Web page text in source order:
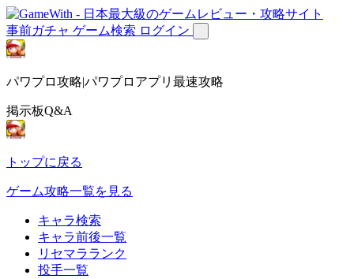
事前ガチャ ゲーム検索 ログイン
パワプロ攻略|パワプロアプリ最速攻略
掲示板Q&A
トップに戻る
ゲーム攻略一覧を見る
キャラ検索
キャラ前後一覧
リセマラランク
投手一覧